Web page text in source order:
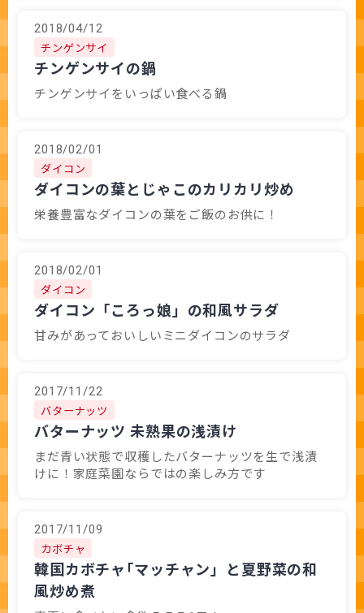
2018/04/12
チンゲンサイ
チンゲンサイの鍋
チンゲンサイをいっぱい食べる鍋
2018/02/01
ダイコン
ダイコンの葉とじゃこのカリカリ炒め
栄養豊富なダイコンの葉をご飯のお供に！
2018/02/01
ダイコン
ダイコン「ころっ娘」の和風サラダ
甘みがあっておいしいミニダイコンのサラダ
2017/11/22
バターナッツ
バターナッツ 未熟果の浅漬け
まだ青い状態で収穫したバターナッツを生で浅漬
けに！家庭菜園ならではの楽しみ方です
2017/11/09
カボチャ
韓国カボチャ｢マッチャン」と夏野菜の和
風炒め煮